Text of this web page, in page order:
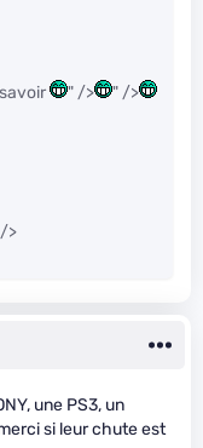
" />
" />
>
une PS3, un
si leur chute est